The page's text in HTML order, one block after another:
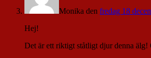
Monika den fredag 18
Hej!
Det är ett riktigt ståtligt djur denna älg!